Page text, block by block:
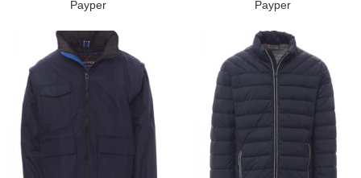
Payper
Payper